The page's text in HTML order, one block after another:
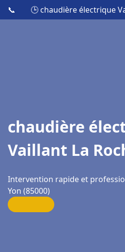
📞 🕒 chaudière électrique
chaudière
Vaillant La
Intervention rapide et
Yon (85000)